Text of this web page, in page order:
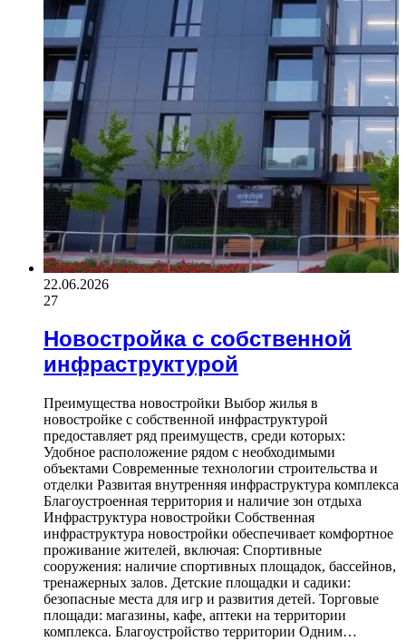
22.06.2026
27
Новостройка с собственной
инфраструктурой
Преимущества новостройки Выбор жилья в
новостройке с собственной инфраструктурой
предоставляет ряд преимуществ, среди которых:
Удобное расположение рядом с необходимыми
объектами Современные технологии строительства и
отделки Развитая внутренняя инфраструктура комплекса
Благоустроенная территория и наличие зон отдыха
Инфраструктура новостройки Собственная
инфраструктура новостройки обеспечивает комфортное
проживание жителей, включая: Спортивные
сооружения: наличие спортивных площадок, бассейнов,
тренажерных залов. Детские площадки и садики:
безопасные места для игр и развития детей. Торговые
площади: магазины, кафе, аптеки на территории
комплекса. Благоустройство территории Одним…